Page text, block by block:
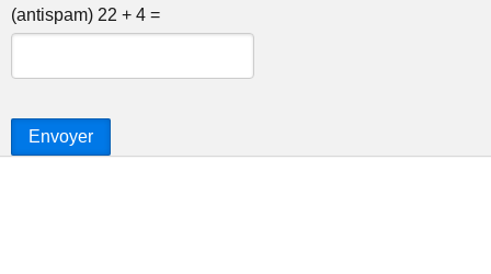
(antispam) 22 + 4 =
Envoyer